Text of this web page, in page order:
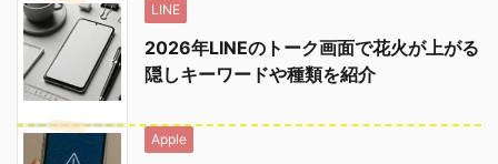
LINE
2026年LINEのトーク画面で花火が上がる
隠しキーワードや種類を紹介
Apple